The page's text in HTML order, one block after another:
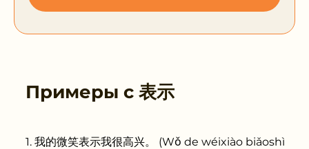
Примеры с 表示
我的微笑表示我很高兴。 (Wǒ de wéixiào biǎoshì